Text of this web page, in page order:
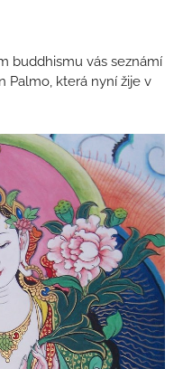
buddhismu vás seznámí
Palmo, která nyní žije v